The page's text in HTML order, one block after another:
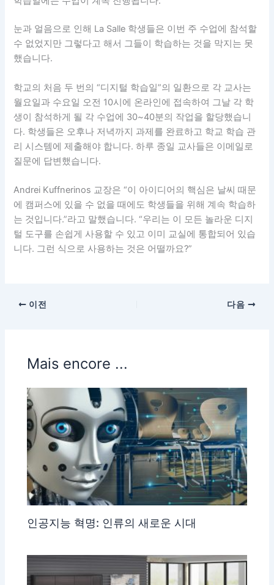
눈과 얼음으로 인해 La Salle 학생들은 이번 주 수업에 참석할
수 없었지만 그렇다고 해서 그들이 학습하는 것을 막지는 못
했습니다.
학교의 처음 두 번의 “디지털 학습일”의 일환으로 각 교사는
월요일과 수요일 오전 10시에 온라인에 접속하여 그날 각 학
생이 참석하게 될 각 수업에 30~40분의 작업을 할당했습니
다. 학생들은 오후나 저녁까지 과제를 완료하고 학교 학습 관
리 시스템에 제출해야 합니다. 하루 종일 교사들은 이메일로
질문에 답변했습니다.
Andrei Kuffnerinos 교장은 “이 아이디어의 핵심은 날씨 때문
에 캠퍼스에 있을 수 없을 때에도 학생들을 위해 계속 학습하
는 것입니다.”라고 말했습니다. “우리는 이 모든 놀라운 디지
털 도구를 손쉽게 사용할 수 있고 이미 교실에 통합되어 있습
니다. 그런 식으로 사용하는 것은 어떨까요?”
이전 다음
Mais encore ...
인공지능 혁명: 인류의 새로운 시대